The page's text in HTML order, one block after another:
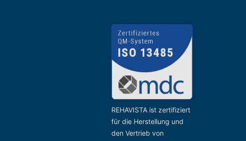
REHAVISTA ist zertifiziert
für die Herstellung und
den Vertrieb von